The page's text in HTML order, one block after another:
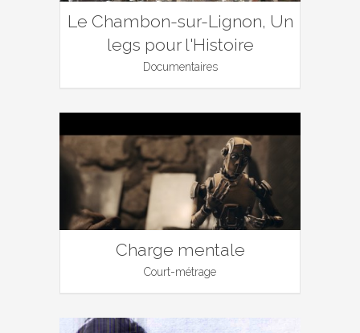
Le Chambon-sur-Lignon, Un
legs pour l'Histoire
Documentaires
Charge mentale
Court-métrage